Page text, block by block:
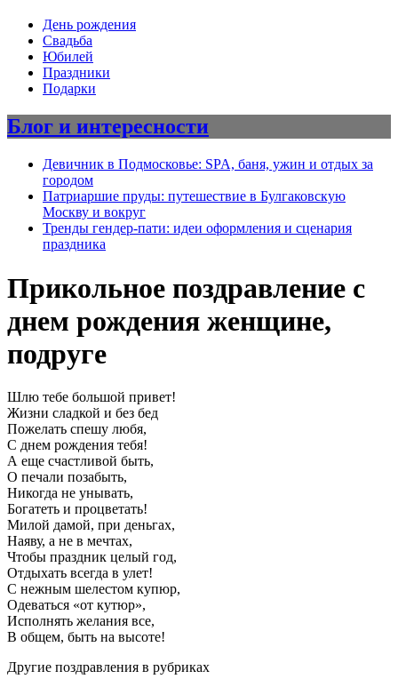
День рождения
Свадьба
Юбилей
Праздники
Подарки
Блог и интересности
Девичник в Подмосковье: SPA, баня, ужин и отдых за
городом
Патриаршие пруды: путешествие в Булгаковскую
Москву и вокруг
Тренды гендер-пати: идеи оформления и сценария
праздника
Прикольное поздравление с
днем рождения женщине,
подруге
Шлю тебе большой привет!
Жизни сладкой и без бед
Пожелать спешу любя,
С днем рождения тебя!
А еще счастливой быть,
О печали позабыть,
Никогда не унывать,
Богатеть и процветать!
Милой дамой, при деньгах,
Наяву, а не в мечтах,
Чтобы праздник целый год,
Отдыхать всегда в улет!
С нежным шелестом купюр,
Одеваться «от кутюр»,
Исполнять желания все,
В общем, быть на высоте!
Другие поздравления в рубриках